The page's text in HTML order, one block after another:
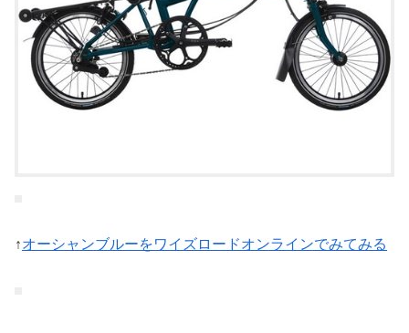
↑オーシャンブルーをワイズロードオンラインでみてみる